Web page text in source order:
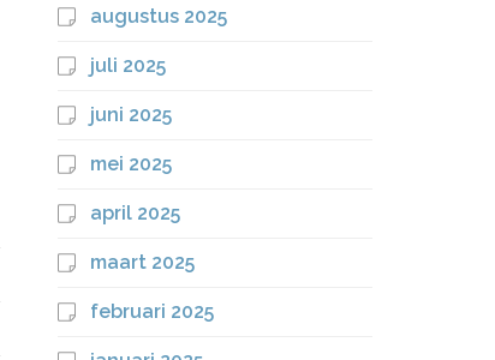
augustus 2025
juli 2025
juni 2025
mei 2025
april 2025
maart 2025
februari 2025